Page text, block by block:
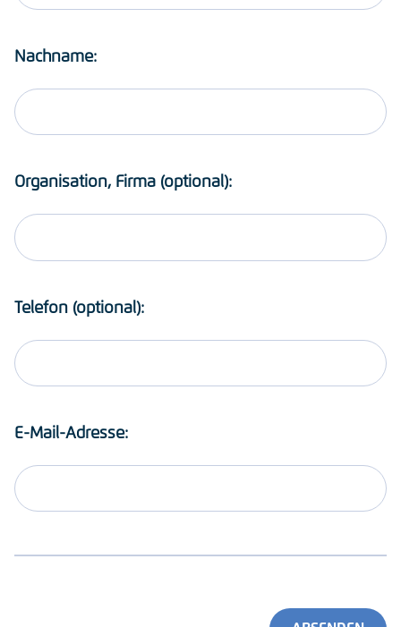
Nachname:
Organisation, Firma (optional):
Telefon (optional):
E-Mail-Adresse: